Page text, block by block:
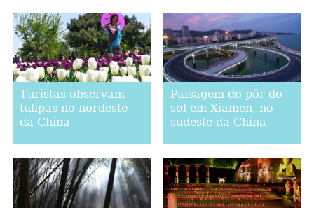
Turistas observam
tulipas no nordeste
da China
Paisagem do pôr do
sol em Xiamen, no
sudeste da China